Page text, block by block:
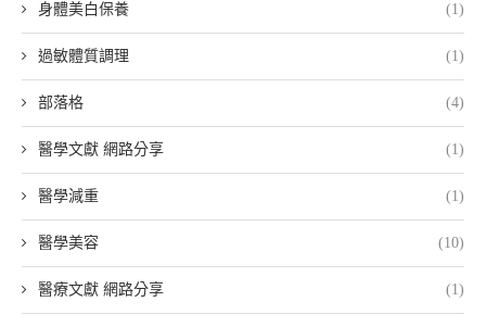
身體美白保養 (1)
過敏體質調理 (1)
部落格 (4)
醫學文獻 網路分享 (1)
醫學減重 (1)
醫學美容 (10)
醫療文獻 網路分享 (1)